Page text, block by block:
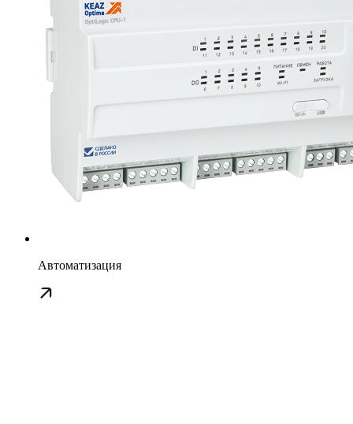
Автоматизация